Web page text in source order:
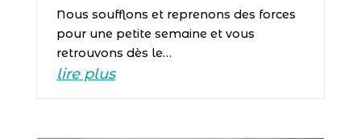
Nous soufflons et reprenons des forces
pour une petite semaine et vous
retrouvons dès le…
lire plus